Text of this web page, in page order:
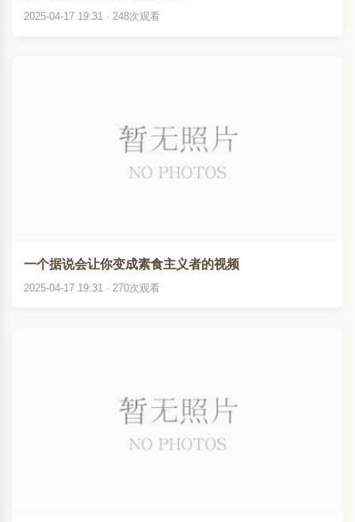
2025-04-17 19:31 · 248次观看
一个据说会让你变成素食主义者的视频
2025-04-17 19:31 · 270次观看